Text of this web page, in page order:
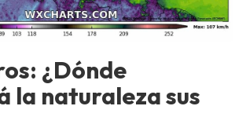
¿Dónde
la naturaleza sus